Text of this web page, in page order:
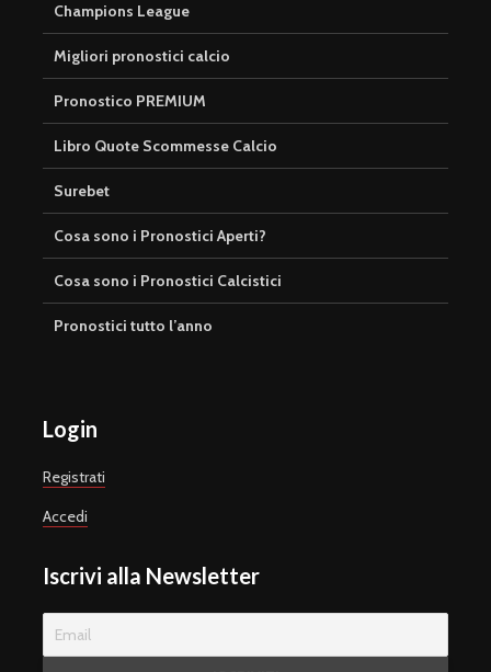
Champions League
Migliori pronostici calcio
Pronostico PREMIUM
Libro Quote Scommesse Calcio
Surebet
Cosa sono i Pronostici Aperti?
Cosa sono i Pronostici Calcistici
Pronostici tutto l’anno
Login
Registrati
Accedi
Iscrivi alla Newsletter